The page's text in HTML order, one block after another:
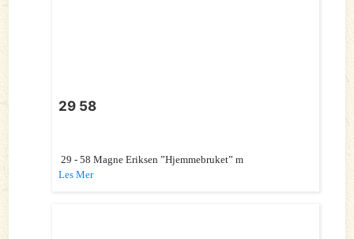
29 58
29 - 58 Magne Eriksen ”Hjemmebruket” m
Les Mer